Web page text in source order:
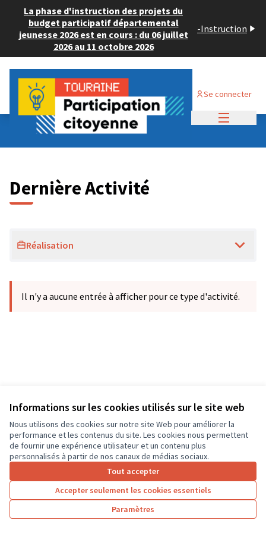
Informations sur les cookies utilisés sur le site web
Nous utilisons des cookies sur notre site Web pour améliorer la
performance et les contenus du site. Les cookies nous permettent
de fournir une expérience utilisateur et un contenu plus
personnalisés à partir de nos canaux de médias sociaux.
Tout accepter
Accepter seulement les cookies essentiels
Paramètres
La phase d'instruction des projets du
budget participatif départemental
jeunesse 2026 est en cours : du 06 juillet
2026 au 11 octobre 2026
-Instruction
Se connecter
Dernières activités
Dernière Activité
Réalisation
Il n'y a aucune entrée à afficher pour ce type d'activité.
Conditions d'utilisation
Paramètres des cookies
CD37 sur X
(Lien externe)
CD37 sur Facebook
CD37 sur Instagram
CD37 sur YouTube
(Lien externe)
Site réalisé grâce aulogiciel libre Decidim .
Licence
(Lien